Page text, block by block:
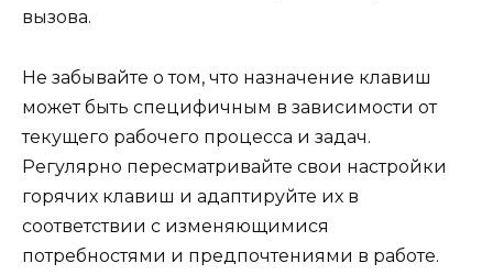
вызова.
Не забывайте о том, что назначение клавиш
может быть специфичным в зависимости от
текущего рабочего процесса и задач.
Регулярно пересматривайте свои настройки
горячих клавиш и адаптируйте их в
соответствии с изменяющимися
потребностями и предпочтениями в работе.